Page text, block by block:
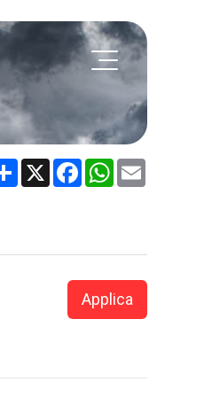
Share X FacebookWhatsApp
Applica